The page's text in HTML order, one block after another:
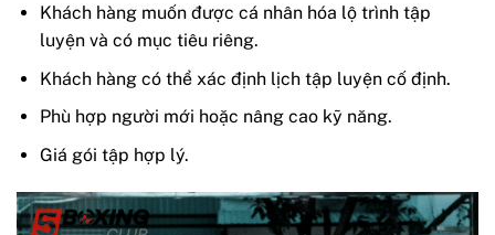
Khách hàng muốn được cá nhân hóa lộ trình tập
luyện và có mục tiêu riêng.
Khách hàng có thể xác định lịch tập luyện cố định.
Phù hợp người mới hoặc nâng cao kỹ năng.
Giá gói tập hợp lý.